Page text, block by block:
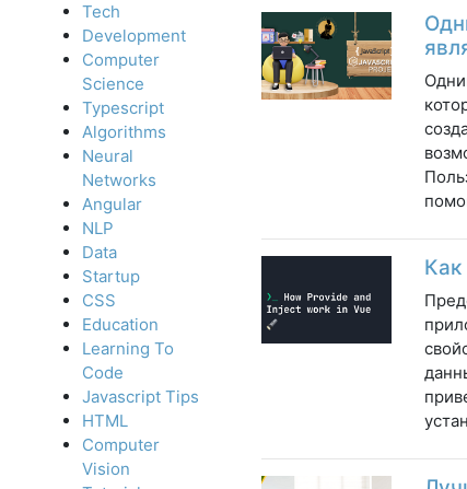
Tech
Development
Computer
Science
Typescript
Algorithms
Neural
Networks
Angular
NLP
Data
Startup
CSS
Education
Learning To
Code
Javascript Tips
HTML
Computer
Vision
Как